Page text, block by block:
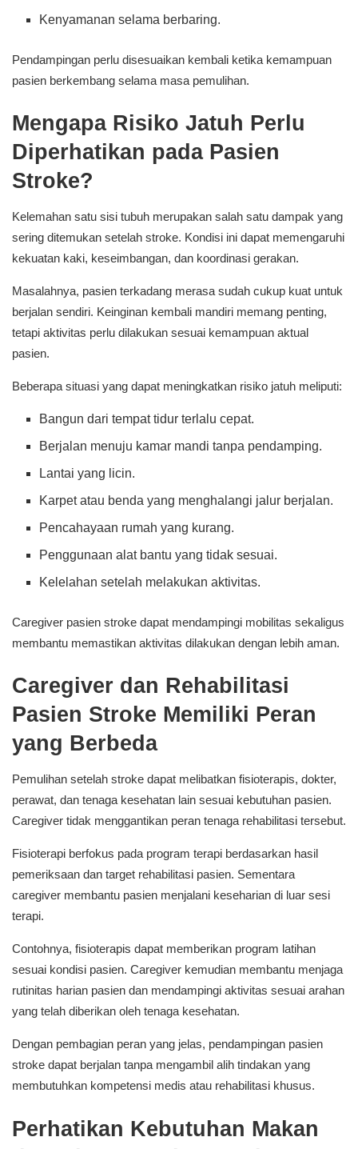
Kenyamanan selama berbaring.
Pendampingan perlu disesuaikan kembali ketika kemampuan
pasien berkembang selama masa pemulihan.
Mengapa Risiko Jatuh Perlu
Diperhatikan pada Pasien
Stroke?
Kelemahan satu sisi tubuh merupakan salah satu dampak yang
sering ditemukan setelah stroke. Kondisi ini dapat memengaruhi
kekuatan kaki, keseimbangan, dan koordinasi gerakan.
Masalahnya, pasien terkadang merasa sudah cukup kuat untuk
berjalan sendiri. Keinginan kembali mandiri memang penting,
tetapi aktivitas perlu dilakukan sesuai kemampuan aktual
pasien.
Beberapa situasi yang dapat meningkatkan risiko jatuh meliputi:
Bangun dari tempat tidur terlalu cepat.
Berjalan menuju kamar mandi tanpa pendamping.
Lantai yang licin.
Karpet atau benda yang menghalangi jalur berjalan.
Pencahayaan rumah yang kurang.
Penggunaan alat bantu yang tidak sesuai.
Kelelahan setelah melakukan aktivitas.
Caregiver pasien stroke dapat mendampingi mobilitas sekaligus
membantu memastikan aktivitas dilakukan dengan lebih aman.
Caregiver dan Rehabilitasi
Pasien Stroke Memiliki Peran
yang Berbeda
Pemulihan setelah stroke dapat melibatkan fisioterapis, dokter,
perawat, dan tenaga kesehatan lain sesuai kebutuhan pasien.
Caregiver tidak menggantikan peran tenaga rehabilitasi tersebut.
Fisioterapi berfokus pada program terapi berdasarkan hasil
pemeriksaan dan target rehabilitasi pasien. Sementara
caregiver membantu pasien menjalani keseharian di luar sesi
terapi.
Contohnya, fisioterapis dapat memberikan program latihan
sesuai kondisi pasien. Caregiver kemudian membantu menjaga
rutinitas harian pasien dan mendampingi aktivitas sesuai arahan
yang telah diberikan oleh tenaga kesehatan.
Dengan pembagian peran yang jelas, pendampingan pasien
stroke dapat berjalan tanpa mengambil alih tindakan yang
membutuhkan kompetensi medis atau rehabilitasi khusus.
Perhatikan Kebutuhan Makan